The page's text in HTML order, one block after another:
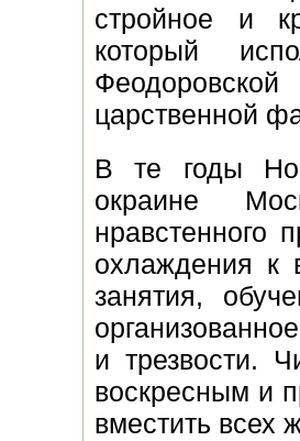
стройное и
который
царственной
В те годы
окраине
нравстенного
охлаждения к
занятия,
и трезвости.
воскресным и
вместить всех